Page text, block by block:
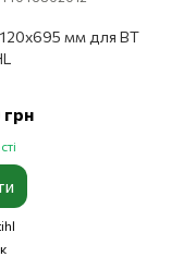
мм для BT
грн